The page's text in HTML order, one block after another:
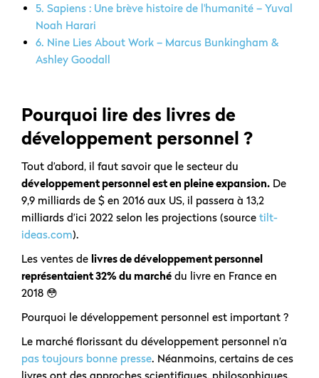
5. Sapiens : Une brève histoire de l'humanité – Yuval
Noah Harari
6. Nine Lies About Work – Marcus Bunkingham &
Ashley Goodall
Pourquoi lire des livres de
développement personnel ?
Tout d’abord, il faut savoir que le secteur du
développement personnel est en pleine expansion. De
9,9 milliards de $ en 2016 aux US, il passera à 13,2
milliards d’ici 2022 selon les projections (source tilt-
ideas.com).
Les ventes de livres de développement personnel
représentaient 32% du marché du livre en France en
2018 😳
Pourquoi le développement personnel est important ?
Le marché florissant du développement personnel n’a
pas toujours bonne presse. Néanmoins, certains de ces
livres ont des approches scientifiques, philosophiques,